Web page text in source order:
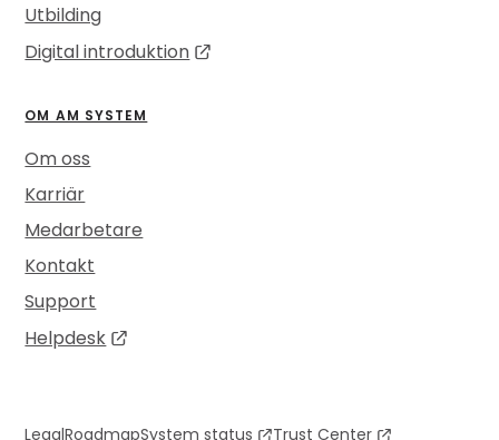
Utbilding
Digital introduktion
OM AM SYSTEM
Om oss
Karriär
Medarbetare
Kontakt
Support
Helpdesk
LegalRoadmapSystem status Trust Center